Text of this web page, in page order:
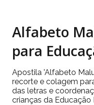
Alfabeto
para
Apostila 'Alfabeto
recorte e colagem
das letras e
crianças da Educação